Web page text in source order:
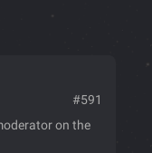
#591
on the